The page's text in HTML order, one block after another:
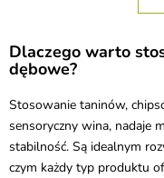
Dlaczego warto
dębowe?
Stosowanie taninów,
sensoryczny wina, nadaje
stabilność. Są idealnym
czym każdy typ produktu